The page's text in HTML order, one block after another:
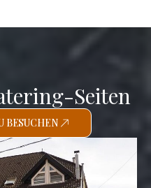
Seiten
BESUCHEN